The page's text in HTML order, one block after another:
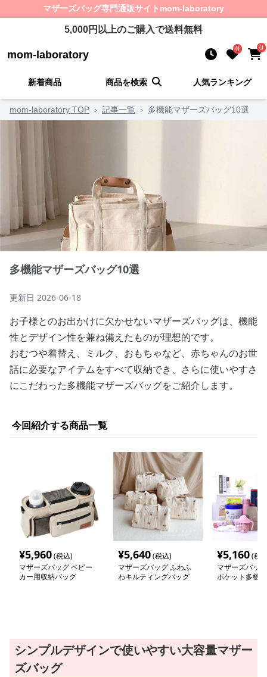
マザーズバッグ専門通販サイト mom-laboratory
5,000円以上のご購入で送料無料
mom-laboratory 0 0
新着商品 商品を検索 人気ランキング
mom-laboratory TOP › 記事一覧 › 多機能マザーズバッグ10選
多機能マザーズバッグ10選
更新日 2026-06-18
お子様とのお出かけに欠かせないマザーズバッグは、機能
性とデザイン性を兼ね備えたものが理想的です。
おむつや着替え、ミルク、おもちゃなど、赤ちゃんのお世
話に必要なアイテムをすべて収納でき、さらに使いやすさ
にこだわった多機能マザーズバッグをご紹介します。
今回紹介する商品一覧
¥5,960(税込)
マザーズバッグ ベビー
カー用収納バッグ
¥5,640(税込)
マザーズバッグ ふわふ
わキルティングバッグ
¥5,160(税
マザーズバッ
ポケット多機
シンプルデザインで使いやすい大容量マザー
ズバッグ